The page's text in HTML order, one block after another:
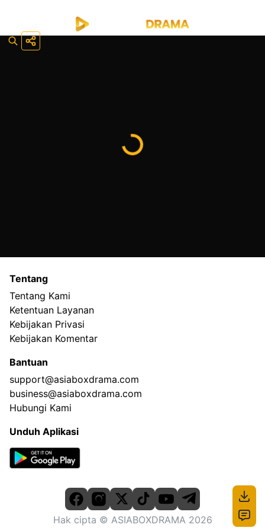
Tentang
Tentang Kami
Ketentuan Layanan
Kebijakan Privasi
Kebijakan Komentar
Bantuan
support@asiaboxdrama.com
business@asiaboxdrama.com
Hubungi Kami
Unduh Aplikasi
Hak cipta © ASIABOXDRAMA 2026